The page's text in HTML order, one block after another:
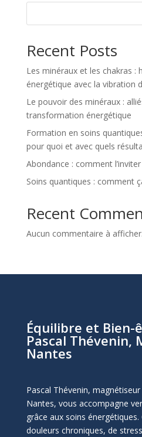
Recent Posts
Les minéraux et les chakras :
énergétique avec la vibration
Le pouvoir des minéraux :
transformation énergétique
Formation en soins
pour quoi et avec quels
Abondance : comment
Soins quantiques : comment
Recent
Aucun commentaire à afficher.
Équilibre et Bien-
Pascal Thévenin,
Nantes
Pascal Thévenin,
Nantes, vous accompagne
grâce aux soins
douleurs chroniques, de